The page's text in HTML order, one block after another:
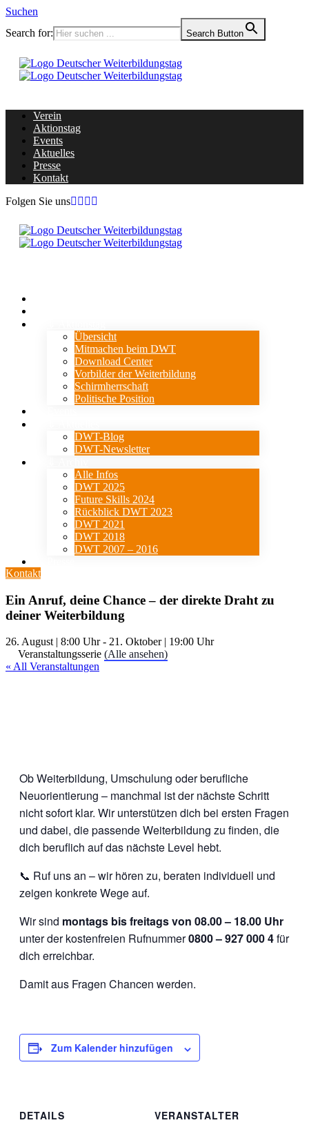
Suchen
Search for:
Search Button
Verein
Aktionstag
Events
Aktuelles
Presse
Kontakt
Folgen Sie uns
Übersicht
Mitmachen beim DWT
Download Center
Vorbilder der Weiterbildung
Schirmherrschaft
Politische Position
DWT-Blog
DWT-Newsletter
Alle Infos
DWT 2025
Future Skills 2024
Rückblick DWT 2023
DWT 2021
DWT 2018
DWT 2007 – 2016
Kontakt
Ein Anruf, deine Chance – der direkte Draht zu
deiner Weiterbildung
26. August | 8:00 Uhr- 21. Oktober | 19:00 Uhr
Veranstaltungsserie (Alle ansehen)
« All Veranstaltungen
Ob Weiterbildung, Umschulung oder berufliche
Neuorientierung – manchmal ist der nächste Schritt
nicht sofort klar. Wir unterstützen dich bei ersten Fragen
und dabei, die passende Weiterbildung zu finden, die
dich beruflich auf das nächste Level hebt.
📞 Ruf uns an – wir hören zu, beraten individuell und
zeigen konkrete Wege auf.
Wir sind montags bis freitags von 08.00 – 18.00 Uhr
unter der kostenfreien Rufnummer0800 – 927 000 4für
dich erreichbar.
Damit aus Fragen Chancen werden.
Zum Kalender hinzufügen
DETAILS
VERANSTALTER